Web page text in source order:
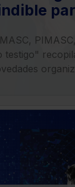
la
testigo"